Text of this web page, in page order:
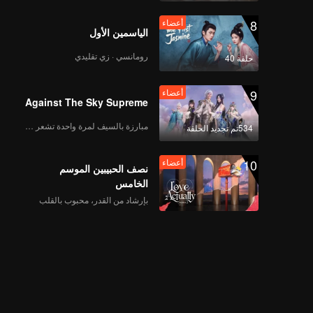
8
حلقة 40
أعضاء
الياسمين الأول
رومانسي · زي تقليدي
9
534تم تجديد الحلقة
أعضاء
Against The Sky Supreme
10 أعضاء
نصف الحبيبين الموسم
الخامس
بإرشاد من القدر، محبوب بالقلب